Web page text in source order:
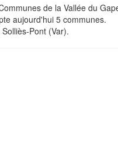
de la Vallée du
aujourd'hui 5 communes.
Pont (Var).